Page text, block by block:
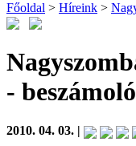
Főoldal > Híreink >
- beszámoló
2010. 04. 03. |